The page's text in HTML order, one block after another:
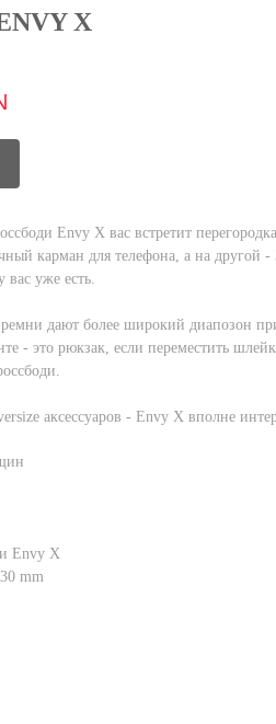
X
Envy X вас встретит
карман для телефона, а на другой -
вас уже есть.
дают более широкий диапозон
- это рюкзак, если переместить
аксессуаров - Envy X вполне
Envy X
mm